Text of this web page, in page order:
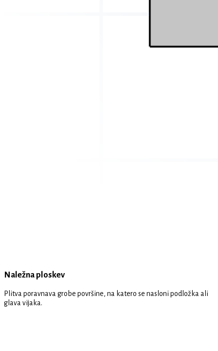
Naležna ploskev
Plitva poravnava grobe površine, na katero se nasloni podložka ali
glava vijaka.